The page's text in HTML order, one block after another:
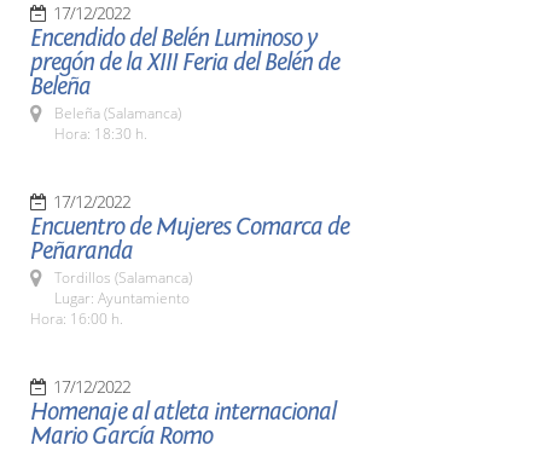
17/12/2022
Encendido del Belén Luminoso y
pregón de la XIII Feria del Belén de
Beleña
Beleña (Salamanca)
Hora: 18:30 h.
17/12/2022
Encuentro de Mujeres Comarca de
Peñaranda
Tordillos (Salamanca)
Lugar: Ayuntamiento
Hora: 16:00 h.
17/12/2022
Homenaje al atleta internacional
Mario García Romo